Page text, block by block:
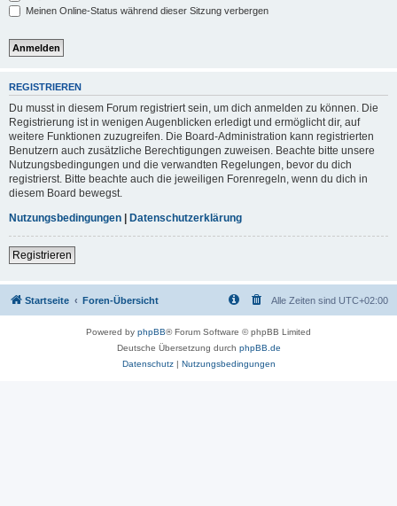
Meinen Online-Status während dieser Sitzung verbergen
REGISTRIEREN
Du musst in diesem Forum registriert sein, um dich anmelden zu können. Die
Registrierung ist in wenigen Augenblicken erledigt und ermöglicht dir, auf
weitere Funktionen zuzugreifen. Die Board-Administration kann registrierten
Benutzern auch zusätzliche Berechtigungen zuweisen. Beachte bitte unsere
Nutzungsbedingungen und die verwandten Regelungen, bevor du dich
registrierst. Bitte beachte auch die jeweiligen Forenregeln, wenn du dich in
diesem Board bewegst.
Nutzungsbedingungen | Datenschutzerklärung
Registrieren
Startseite Foren-Übersicht Alle Zeiten sind UTC+02:00
Powered by phpBB® Forum Software © phpBB Limited
Deutsche Übersetzung durch phpBB.de
Datenschutz| Nutzungsbedingungen